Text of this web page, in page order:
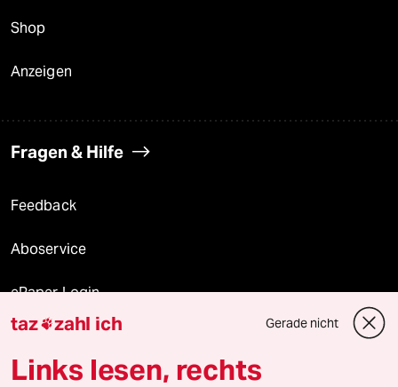
Shop
Anzeigen
Fragen & Hilfe
Feedback
Aboservice
ePaper Login
Downloads für Abonnierende
taz zahl ich Gerade nicht
Links lesen, rechts